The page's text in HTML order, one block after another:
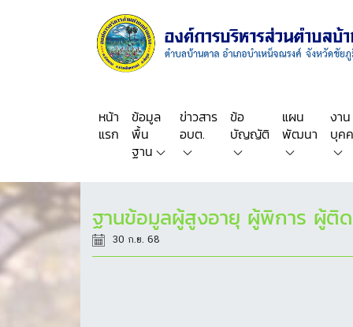
หน้า
แรก
ข้อมูล
พื้น
ฐาน
ข่าวสาร
อบต.
ข้อ
บัญญัติ
แผน
พัฒนา
งาน
บุค
ฐานข้อมูลผู้สูงอายุ ผู้พิการ ผู้ติ
30 ก.ย. 68